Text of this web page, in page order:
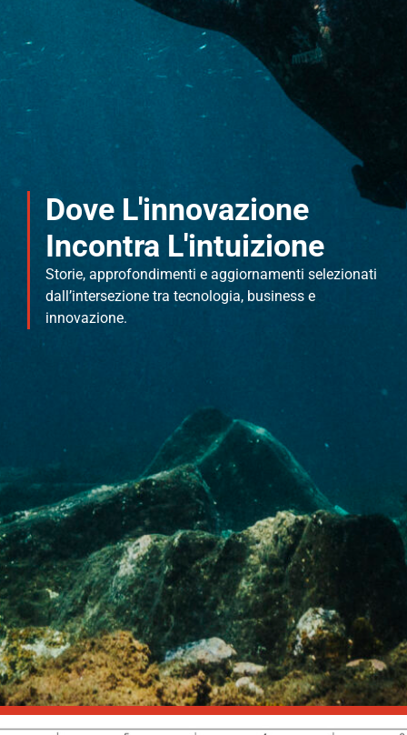
Dove L'innovazione
Incontra L'intuizione
Storie, approfondimenti e aggiornamenti selezionati
dall’intersezione tra tecnologia, business e
innovazione.